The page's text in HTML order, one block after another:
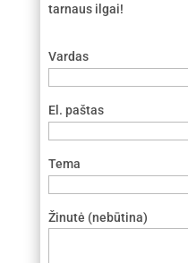
tarnaus ilgai!
Vardas
El. paštas
Tema
Žinutė (nebūtina)